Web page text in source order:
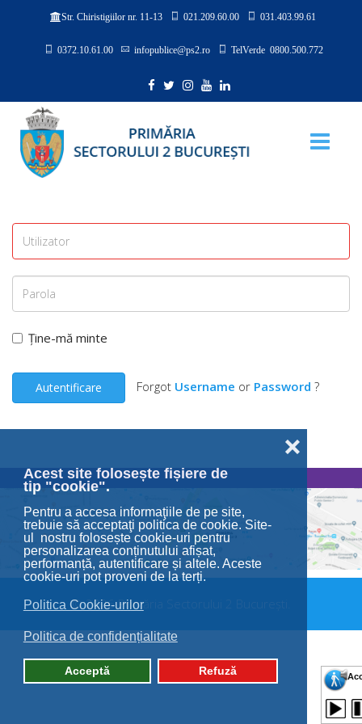
Acest site folosește fișiere de
tip "cookie".
Pentru a accesa informaţiile de pe site,
trebuie să acceptaţi politica de cookie. Site-
ul nostru folosește cookie-uri pentru
personalizarea conținutului afișat,
performanță, autentificare și altele. Aceste
cookie-uri pot proveni de la terți.
Politica Cookie-urilor
Politica de confidențialitate
Acceptă Refuză
❌
Str. Chiristigiilor nr. 11-13 021.209.60.00 031.403.99.61
0372.10.61.00 infopublice@ps2.ro TelVerde 0800.500.772
Ține-mă minte
Autentificare Forgot Username or Password ?
© 2026 Primăria Sectorului 2 București.